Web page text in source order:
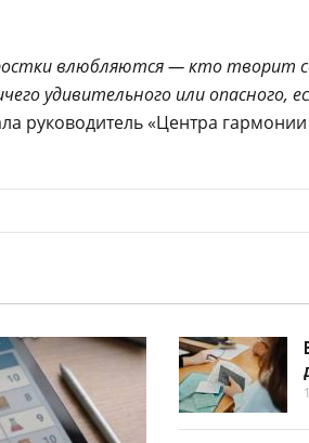
влюбляются — кто творит
удивительного или опасного,
руководитель «Центра